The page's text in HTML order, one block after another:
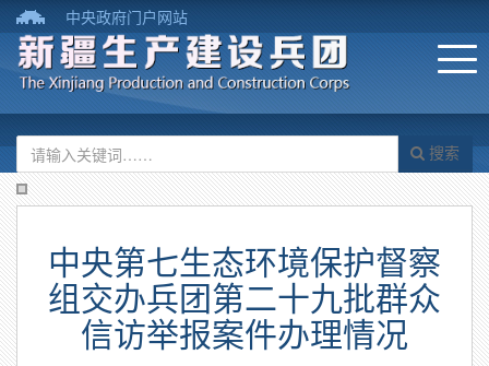
中央政府门户网站
搜索
中央第七生态环境保护督察
组交办兵团第二十九批群众
信访举报案件办理情况